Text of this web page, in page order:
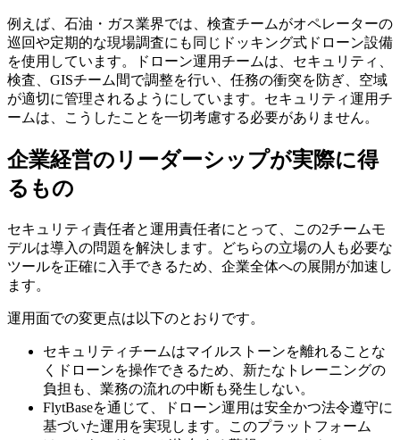
例えば、石油・ガス業界では、検査チームがオペレーターの
巡回や定期的な現場調査にも同じドッキング式ドローン設備
を使用しています。ドローン運用チームは、セキュリティ、
検査、GISチーム間で調整を行い、任務の衝突を防ぎ、空域
が適切に管理されるようにしています。セキュリティ運用チ
ームは、こうしたことを一切考慮する必要がありません。
企業経営のリーダーシップが実際に得
るもの
セキュリティ責任者と運用責任者にとって、この2チームモ
デルは導入の問題を解決します。どちらの立場の人も必要な
ツールを正確に入手できるため、企業全体への展開が加速し
ます。
運用面での変更点は以下のとおりです。
セキュリティチームはマイルストーンを離れることな
くドローンを操作できるため、新たなトレーニングの
負担も、業務の流れの中断も発生しない。
FlytBaseを通じて、ドローン運用は安全かつ法令遵守に
基づいた運用を実現します。このプラットフォーム